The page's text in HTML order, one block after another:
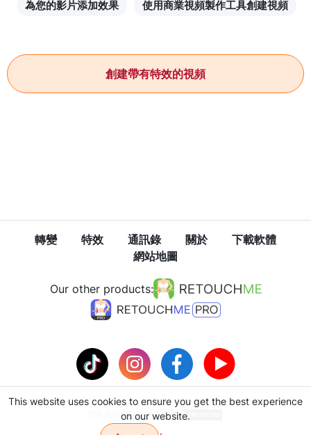
為您的影片添加效果 使用商業視頻製作工具創建視頻
創建帶有特效的視頻
轉變 特效 通訊錄 關於
下載軟體
網站地圖
使用條款
Our other products:
This website uses cookies to ensure you get the best experience
on our website.